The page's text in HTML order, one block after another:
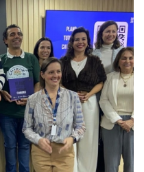
Piano” neste sábado